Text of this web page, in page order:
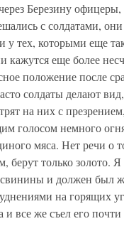
Березину
с солдатами,
у тех, которыми еще
кажутся еще более
положение после
солдаты делают
на них с
голосом немного
мяса. Нет речи о
берут только золото. Я
и должен был
на горящих
все же съел его